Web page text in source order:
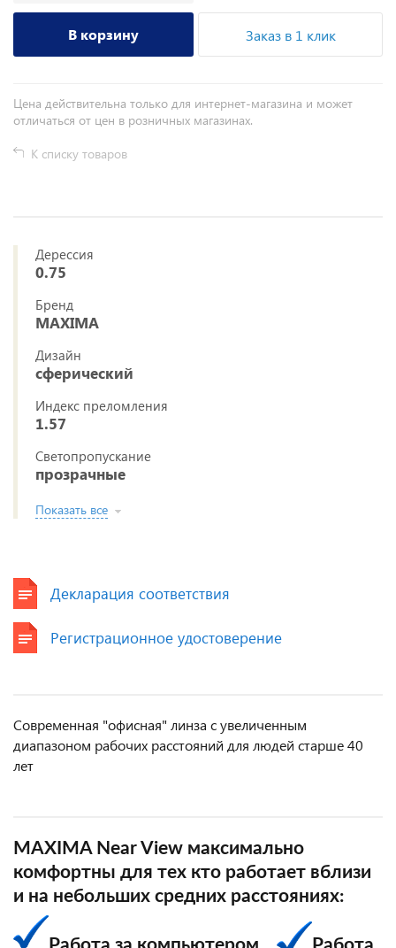
В корзину Заказ в 1 клик
Цена действительна только для интернет-магазина и может
отличаться от цен в розничных магазинах.
К списку товаров
Дерессия
0.75
Бренд
MAXIMA
Дизайн
сферический
Индекс преломления
1.57
Светопропускание
прозрачные
Показать все
Декларация соответствия
Регистрационное удостоверение
Современная "офисная" линза с увеличенным
диапазоном рабочих расстояний для людей старше 40
лет
MAXIMA Near View максимально
комфортны для тех кто работает вблизи
и на небольших средних расстояниях: